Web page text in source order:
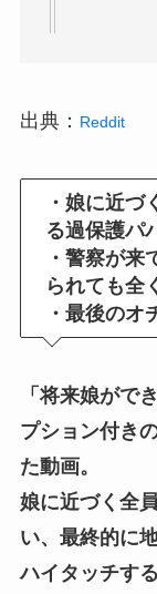
出典： Reddit
・娘に近づ
る過保護パ
・警察が
られても全
・最後のオ
「将来娘がで
プション付き
た動画。
娘に近づく全
い、最終的に
ハイタッチす